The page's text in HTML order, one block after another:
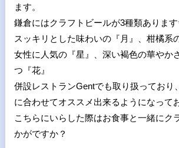
ます。
鎌倉にはクラフトビールが3種類あります
スッキリとした味わいの『月』、柑橘系
女性に人気の『星』、深い褐色の華やか
つ『花』
併設レストランGentでも取り扱っており
に合わせてオススメ出来るようになって
こちらにいらした際はお食事と一緒にク
かがですか？